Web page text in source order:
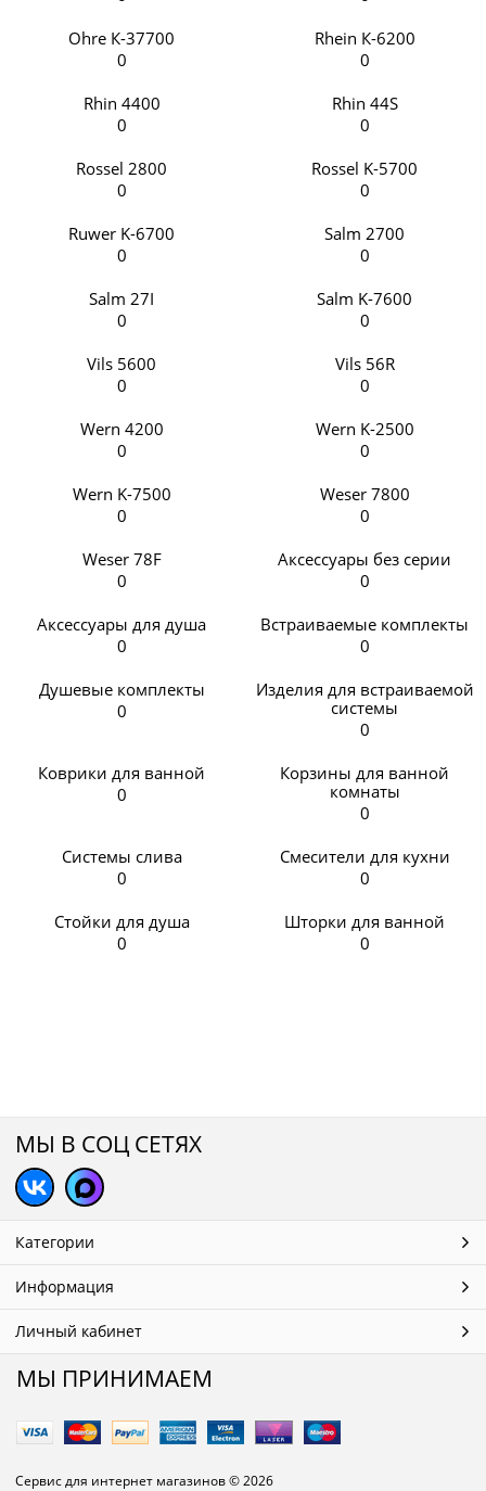
Ohre К-37700
0
Rhein К-6200
0
Rhin 4400
0
Rhin 44S
0
Rossel 2800
0
Rossel K-5700
0
Ruwer K-6700
0
Salm 2700
0
Salm 27I
0
Salm K-7600
0
Vils 5600
0
Vils 56R
0
Wern 4200
0
Wern K-2500
0
Wern K-7500
0
Weser 7800
0
Weser 78F
0
Аксессуары без серии
0
Аксессуары для душа
0
Встраиваемые комплекты
0
Душевые комплекты
0
Изделия для встраиваемой
системы
0
Коврики для ванной
0
Корзины для ванной
комнаты
0
Системы слива
0
Смесители для кухни
0
Стойки для душа
0
Шторки для ванной
0
МЫ В СОЦ СЕТЯХ
Категории
Информация
Личный кабинет
МЫ ПРИНИМАЕМ
Сервис для интернет магазинов© 2026